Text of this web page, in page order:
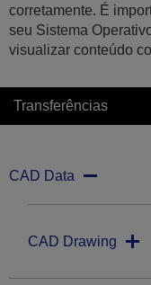
corretamente. É
seu Sistema
visualizar conteúdo
Transferências
CAD Data
CAD Drawing